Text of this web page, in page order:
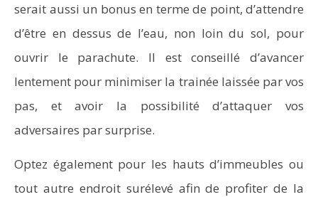
serait aussi un bonus en terme de point, d’attendre
d’être en dessus de l’eau, non loin du sol, pour
ouvrir le parachute. Il est conseillé d’avancer
lentement pour minimiser la trainée laissée par vos
pas, et avoir la possibilité d’attaquer vos
adversaires par surprise.
Optez également pour les hauts d’immeubles ou
tout autre endroit surélevé afin de profiter de la